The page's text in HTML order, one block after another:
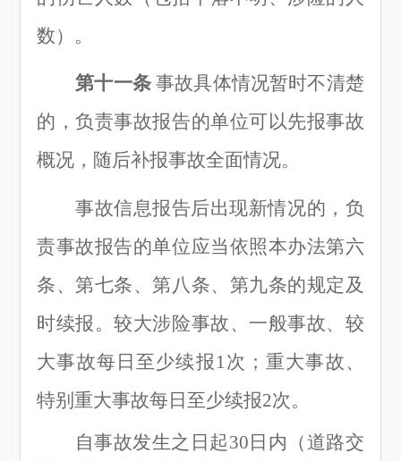
数） 。
第十一条 事故具体情况暂时不清楚
的，负责事故报告的单位可以先报事故
概况，随后补报事故全面情况。
事故信息报告后出现新情况的，负
责事故报告的单位应当依照本办法第六
条、第七条、第八条、第九条的规定及
时续报。较大涉险事故、一般事故、较
大事故每日至少续报 1次；重大事故、
特别重大事故每日至少续报2次。
自事故发生之日起30日内（道路交